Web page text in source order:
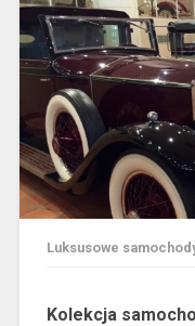
Luksusowe
Kolekcja